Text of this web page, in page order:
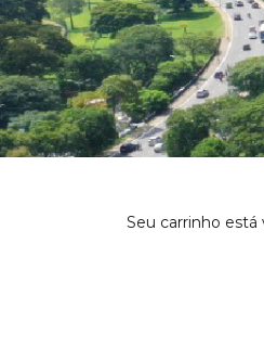
Seu carrinho está